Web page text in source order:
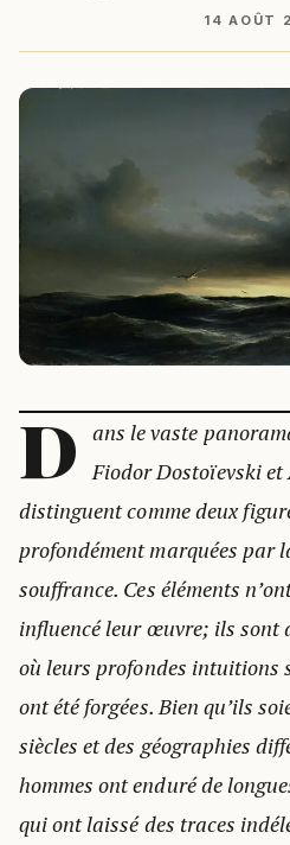
14 AOÛT
D ans le vaste
Fiodor Dostoïevski
distinguent comme deux
profondément marquées par
souffrance. Ces éléments
influencé leur œuvre; ils sont
où leurs profondes intuitions
ont été forgées. Bien qu’ils
siècles et des géographies
hommes ont enduré de
qui ont laissé des traces